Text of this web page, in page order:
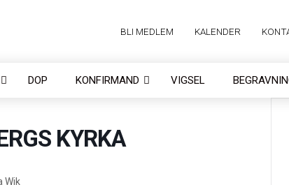
BLI MEDLEM KALENDER
DOP KONFIRMAND VIGSEL
KYRKA
Wik